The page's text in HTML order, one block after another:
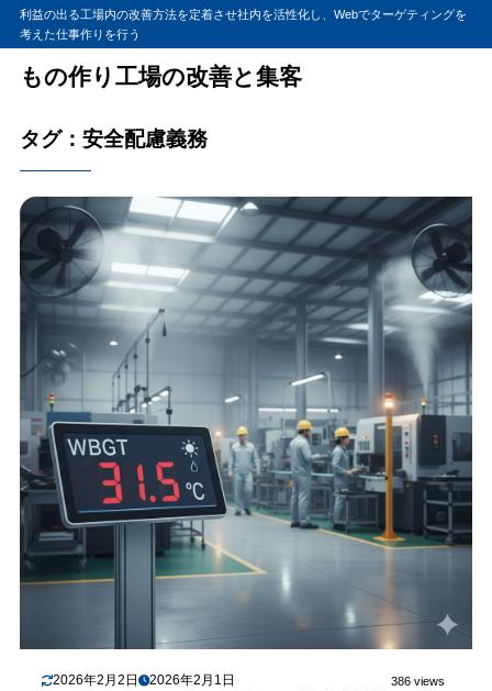
利益の出る工場内の改善方法を定着させ社内を活性化し、Webでターゲティングを
考えた仕事作りを行う
もの作り工場の改善と集客
タグ：安全配慮義務
2026年2月2日 2026年2月1日 386 views